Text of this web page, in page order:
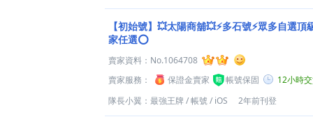
【初始號】💥太陽商舖💥⚡多石號⚡眾多自選
家任選⭕
賣家資料： No.1064708
賣家服務：
保證金賣家 帳號保固
12小時
隊長小翼：最強王牌/帳號/ iOS 2年前刊登